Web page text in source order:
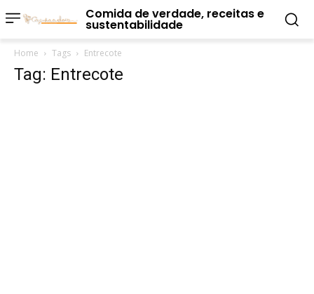
Comida de verdade, receitas e
sustentabilidade
Home Tags Entrecote
Tag: Entrecote